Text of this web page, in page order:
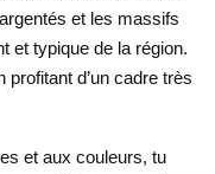
et les massifs
et typique de la région.
d’un cadre très
et aux couleurs, tu